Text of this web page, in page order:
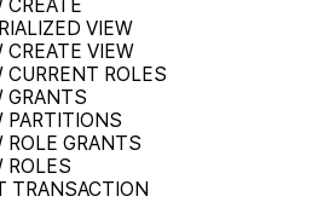
CREATE
VIEW
CREATE VIEW
CURRENT ROLES
GRANTS
PARTITIONS
ROLE GRANTS
ROLES
TRANSACTION